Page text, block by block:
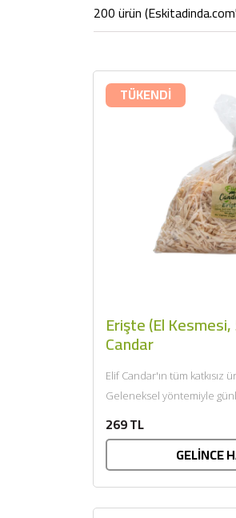
200 ürün
TÜKENDİ
Erişte (El
Candar
Elif Candar'ın tüm katkısız
Geleneksel yöntemiyle
diyemeyeceği lezzet.
269 TL
GELİNCE